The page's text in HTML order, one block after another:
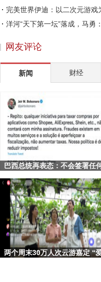
完美世界伊迪：以二次元游戏
洋河“天下第一坛”落成，马勇
精致外观 出色配置 体验一汽丰
爱采购全面牵手展会，用数智
从幕后到台前，李海珍的国
30天连开5新店，鱼你
2022年伊始，医药板块关注
网友评论
新闻 财经
巴西总统再表态：不会签署任
两个周末30万人次云游嘉定 “